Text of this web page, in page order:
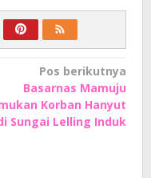
Pos berikutnya
Basarnas Mamuju
Korban Hanyut
Sungai Lelling Induk